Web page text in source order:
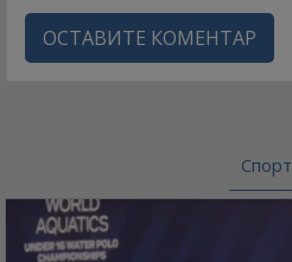
ОСТАВИТЕ КОМЕНТАР
Спорт